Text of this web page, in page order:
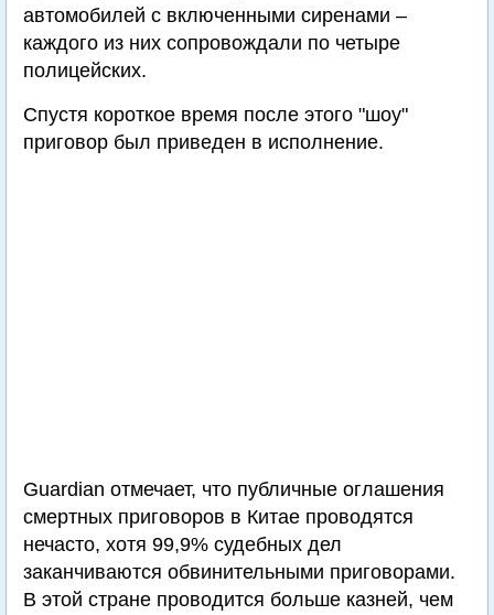
автомобилей с включенными сиренами –
каждого из них сопровождали по четыре
полицейских.
Спустя короткое время после этого "шоу"
приговор был приведен в исполнение.
Guardian отмечает, что публичные оглашения
смертных приговоров в Китае проводятся
нечасто, хотя 99,9% судебных дел
заканчиваются обвинительными приговорами.
В этой стране проводится больше казней, чем